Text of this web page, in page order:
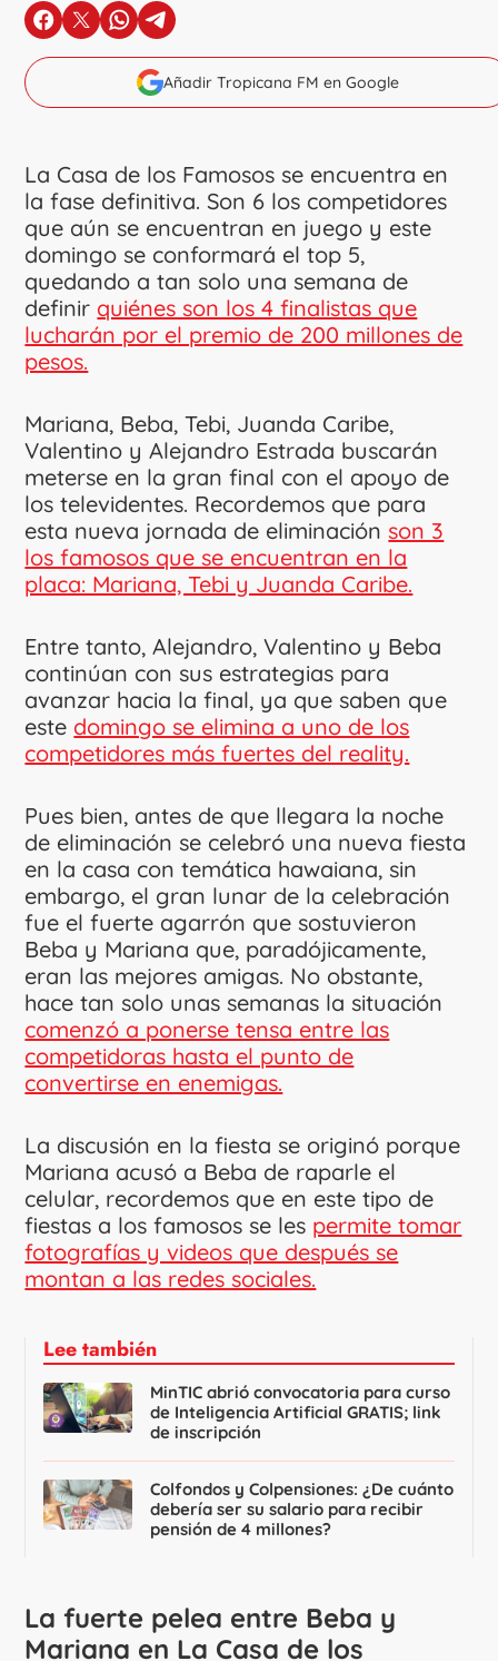
en Facebook
en Xen Whatsapp
en Telegram
Añadir Tropicana FM en Google
La Casa de los Famosos se encuentra en
la fase definitiva. Son 6 los competidores
que aún se encuentran en juego y este
domingo se conformará el top 5,
quedando a tan solo una semana de
definir quiénes son los 4 finalistas que
lucharán por el premio de 200 millones de
pesos.
Mariana, Beba, Tebi, Juanda Caribe,
Valentino y Alejandro Estrada buscarán
meterse en la gran final con el apoyo de
los televidentes. Recordemos que para
esta nueva jornada de eliminaciónson 3
los famosos que se encuentran en la
placa: Mariana, Tebi y Juanda Caribe.
Entre tanto, Alejandro, Valentino y Beba
continúan con sus estrategias para
avanzar hacia la final, ya que saben que
este domingo se elimina a uno de los
competidores más fuertes del reality.
Pues bien, antes de que llegara la noche
de eliminación se celebró una nueva fiesta
en la casa con temática hawaiana, sin
embargo, el gran lunar de la celebración
fue el fuerte agarrón que sostuvieron
Beba y Mariana que, paradójicamente,
eran las mejores amigas. No obstante,
hace tan solo unas semanas la situación
comenzó a ponerse tensa entre las
competidoras hasta el punto de
convertirse en enemigas.
La discusión en la fiesta se originó porque
Mariana acusó a Beba de raparle el
celular, recordemos que en este tipo de
fiestas a los famosos se les permite tomar
fotografías y videos que después se
montan a las redes sociales.
Lee también
MinTIC abrió convocatoria para curso
de Inteligencia Artificial GRATIS; link
de inscripción
Colfondos y Colpensiones: ¿De cuánto
debería ser su salario para recibir
pensión de 4 millones?
La fuerte pelea entre Beba y
Mariana en La Casa de los